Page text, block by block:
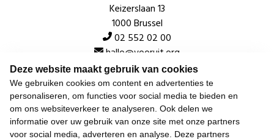
Deze website maakt gebruik van cookies
We gebruiken cookies om content en advertenties te
personaliseren, om functies voor social media te bieden en
om ons websiteverkeer te analyseren. Ook delen we
informatie over uw gebruik van onze site met onze partners
voor social media, adverteren en analyse. Deze partners
Keizerslaan 13
1000 Brussel
02 552 02 00
hallo@vooruit.org
Snel
Over de beweging